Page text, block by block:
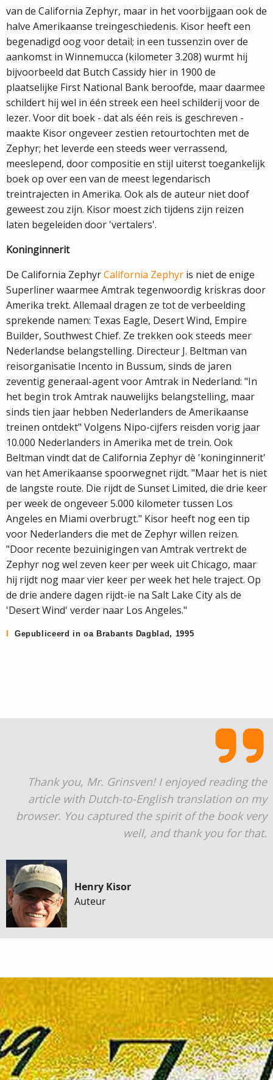
van de California Zephyr, maar in het voorbijgaan ook de
halve Amerikaanse treingeschiedenis. Kisor heeft een
begenadigd oog voor detail; in een tussenzin over de
aankomst in Winnemucca (kilometer 3.208) wurmt hij
bijvoorbeeld dat Butch Cassidy hier in 1900 de
plaatselijke First National Bank beroofde, maar daarmee
schildert hij wel in één streek een heel schilderij voor de
lezer. Voor dit boek - dat als één reis is geschreven -
maakte Kisor ongeveer zestien retourtochten met de
Zephyr; het leverde een steeds weer verrassend,
meeslepend, door compositie en stijl uiterst toegankelijk
boek op over een van de meest legendarisch
treintrajecten in Amerika. Ook als de auteur niet doof
geweest zou zijn. Kisor moest zich tijdens zijn reizen
laten begeleiden door 'vertalers'.
Koninginnerit
De California ZephyrCalifornia Zephyr is niet de enige
Superliner waarmee Amtrak tegenwoordig kriskras door
Amerika trekt. Allemaal dragen ze tot de verbeelding
sprekende namen: Texas Eagle, Desert Wind, Empire
Builder, Southwest Chief. Ze trekken ook steeds meer
Nederlandse belangstelling. Directeur J. Beltman van
reisorganisatie Incento in Bussum, sinds de jaren
zeventig generaal­-agent voor Amtrak in Nederland: "In
het begin trok Amtrak nauwelijks belangstelling, maar
sinds tien jaar hebben Nederlanders de Amerikaanse
treinen ontdekt" Volgens Nipo-­cijfers reisden vorig jaar
10.000 Nederlanders in Amerika met de trein. Ook
Beltman vindt dat de California Zephyr dè 'koninginnerit'
van het Amerikaanse spoorwegnet rijdt. "Maar het is niet
de langste route. Die rijdt de Sunset Limited, die drie keer
per week de ongeveer 5.000 kilometer tussen Los
Angeles en Miami overbrugt." Kisor heeft nog een tip
voor Nederlanders die met de Zephyr willen reizen.
"Door recente bezuinigingen van Amtrak vertrekt de
Zephyr nog wel zeven keer per week uit Chicago, maar
hij rijdt nog maar vier keer per week het hele traject. Op
de drie andere dagen rijdt­-ie na Salt Lake City als de
'Desert Wind' verder naar Los Angeles."
Gepubliceerd in oa Brabants Dagblad, 1995
Thank you, Mr. Grinsven! I enjoyed reading the
article with Dutch-to-English translation on my
browser. You captured the spirit of the book very
well, and thank you for that.
Henry Kisor
Auteur